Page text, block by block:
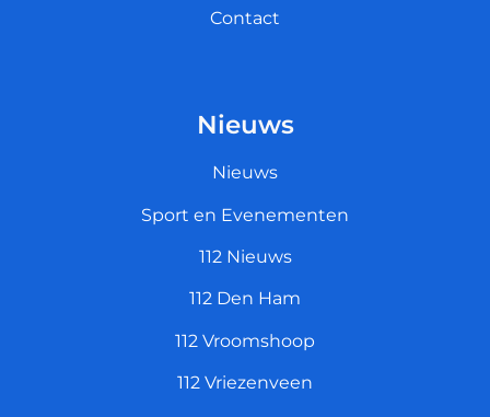
Contact
Nieuws
Nieuws
Sport en Evenementen
112 Nieuws
112 Den Ham
112 Vroomshoop
112 Vriezenveen